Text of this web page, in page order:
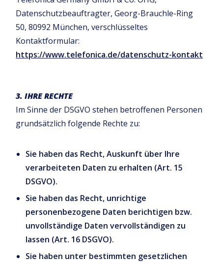
Datenschutzbeauftragter, Georg-Brauchle-Ring
50, 80992 München, verschlüsseltes
Kontaktformular:
https://www.telefonica.de/datenschutz-kontakt
3. IHRE RECHTE
Im Sinne der DSGVO stehen betroffenen Personen
grundsätzlich folgende Rechte zu:
Sie haben das Recht, Auskunft über Ihre
verarbeiteten Daten zu erhalten (Art. 15
DSGVO).
Sie haben das Recht, unrichtige
personenbezogene Daten berichtigen bzw.
unvollständige Daten vervollständigen zu
lassen (Art. 16 DSGVO).
Sie haben unter bestimmten gesetzlichen